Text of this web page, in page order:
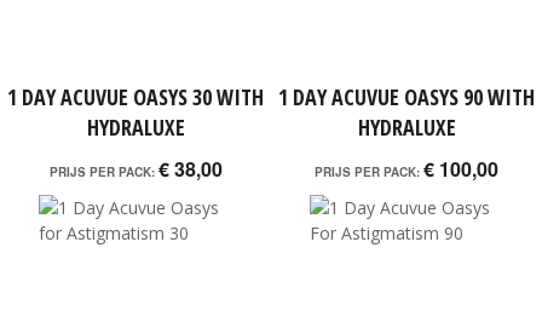
1 DAY ACUVUE OASYS 30 WITH
HYDRALUXE
PRIJS PER PACK: € 38,00
1 DAY ACUVUE OASYS 90 WITH
HYDRALUXE
PRIJS PER PACK: € 100,00